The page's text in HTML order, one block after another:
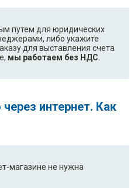
путем для юридических
либо укажите
для выставления счета
мы работаем без НДС
интернет. Как
магазине не нужна